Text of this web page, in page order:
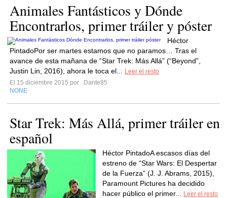
Animales Fantásticos y Dónde
Encontrarlos, primer tráiler y póster
Héctor
PintadoPor ser martes estamos que no paramos… Tras el
avance de esta mañana de “Star Trek: Más Allá” (“Beyond”,
Justin Lin, 2016), ahora le toca el...
Leer el resto
El 15 diciembre 2015 por
Dante85
NONE
Star Trek: Más Allá, primer tráiler en
español
Héctor PintadoA escasos días del
estreno de “Star Wars: El Despertar
de la Fuerza” (J. J. Abrams, 2015),
Paramount Pictures ha decidido
hacer público el primer...
Leer el resto